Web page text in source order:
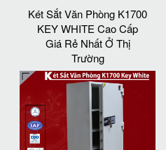
Két Sắt Văn Phòng K1700
KEY WHITE Cao Cấp
Giá Rẻ Nhất Ở Thị
Trường